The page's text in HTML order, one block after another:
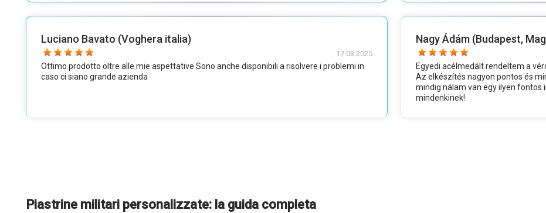
Luciano Bavato (Voghera italia)
17.03.2025
Ottimo prodotto oltre alle mie aspettative.Sono anche disponibili a risolvere i problemi in
caso ci siano grande azienda
Nagy Ádám (Budapest,
Egyedi acélmedált rendeltem a
Az elkészítés nagyon pontos és
mindig nálam van egy ilyen
mindenkinek!
Piastrine militari personalizzate: la guida completa